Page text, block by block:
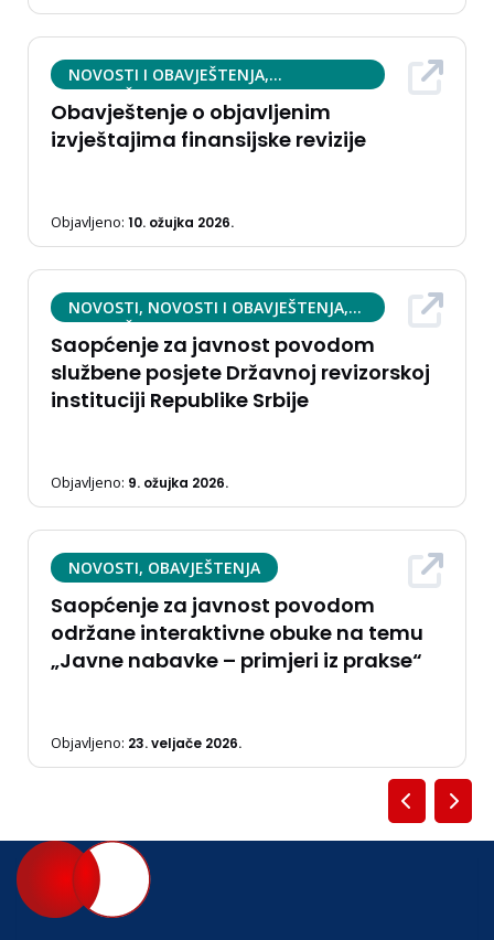
NOVOSTI I OBAVJEŠTENJA,
OBAVJEŠTENJA
Obavještenje o objavljenim
izvještajima finansijske revizije
Objavljeno: 10. ožujka 2026.
NOVOSTI, NOVOSTI I OBAVJEŠTENJA,
OBAVJEŠTENJA
Saopćenje za javnost povodom
službene posjete Državnoj revizorskoj
instituciji Republike Srbije
Objavljeno: 9. ožujka 2026.
NOVOSTI, OBAVJEŠTENJA
Saopćenje za javnost povodom
održane interaktivne obuke na temu
„Javne nabavke – primjeri iz prakse“
Objavljeno: 23. veljače 2026.